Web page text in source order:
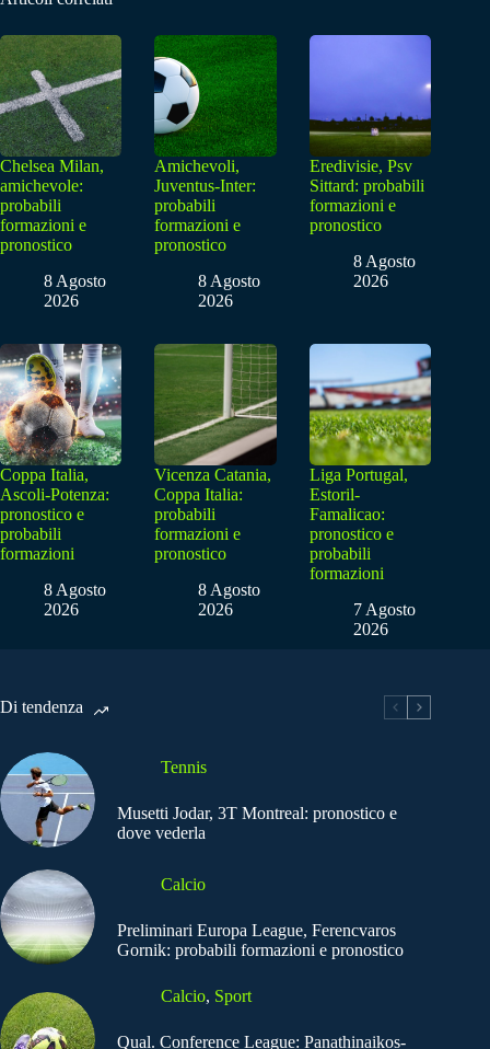
Chelsea Milan,
amichevole:
probabili
formazioni e
pronostico
8 Agosto
2026
Amichevoli,
Juventus-Inter:
probabili
formazioni e
pronostico
8 Agosto
2026
Eredivisie, Psv
Sittard: probabili
formazioni e
pronostico
8 Agosto
2026
Coppa Italia,
Ascoli-Potenza:
pronostico e
probabili
formazioni
8 Agosto
2026
Vicenza Catania,
Coppa Italia:
probabili
formazioni e
pronostico
8 Agosto
2026
Liga Portugal,
Estoril-
Famalicao:
pronostico e
probabili
formazioni
7 Agosto
2026
Di tendenza
Tennis
Musetti Jodar, 3T Montreal: pronostico e
dove vederla
Calcio
Preliminari Europa League, Ferencvaros
Gornik: probabili formazioni e pronostico
Calcio, Sport
Qual. Conference League: Panathinaikos-